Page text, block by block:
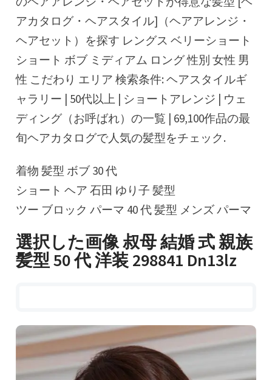
アカタログ・ヘアスタイル]（ヘアアレンジ・
ヘアセット）を探す レングス ベリーショート
ショート ボブ ミディアム ロング 性別 女性 男
性 こだわり エリア 検索条件: ヘアスタイルギ
ャラリー | 50代以上 | ショートアレンジ | ウェ
ディング（お呼ばれ）の一覧 | 69,100作品の最
旬ヘアカタログで人気の髪型をチェック.
着物 髪型 ボブ 30 代
ショート ヘア 石田 ゆり子 髪型
ツー ブロック パーマ 40 代 髪型 メンズ パーマ
選択した画像 叔母 結婚 式 親族
髪型 50 代 洋装 298841 Dn13lz